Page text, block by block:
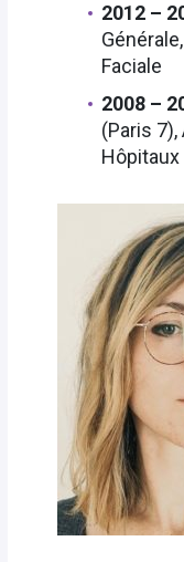
2012 –
Faciale
2008 –
(Paris
Hôpitaux